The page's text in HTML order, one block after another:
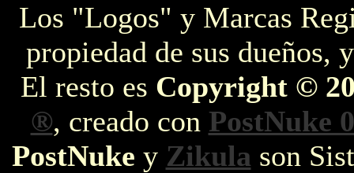
Los "Logos" y Marcas
propiedad de sus dueños,
El resto es Copyright ©
®, creado con PostNuke
PostNuke y Zikula son